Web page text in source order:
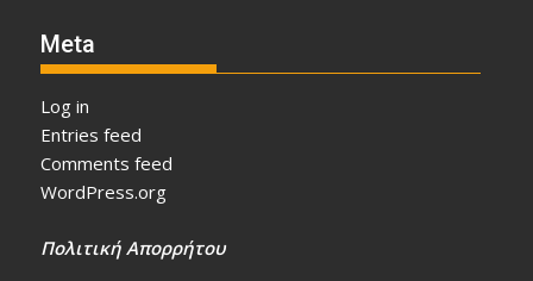
Meta
Log in
Entries feed
Comments feed
WordPress.org
Πολιτική Απορρήτου